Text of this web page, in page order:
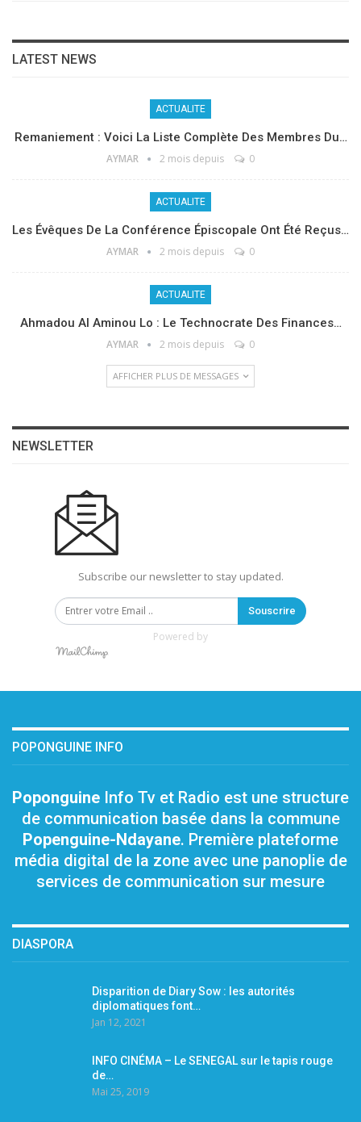
LATEST NEWS
ACTUALITE
Remaniement : Voici La Liste Complète Des Membres Du…
AYMAR 2 mois depuis 0
ACTUALITE
Les Évêques De La Conférence Épiscopale Ont Été Reçus…
AYMAR 2 mois depuis 0
ACTUALITE
Ahmadou Al Aminou Lo : Le Technocrate Des Finances…
AYMAR 2 mois depuis 0
AFFICHER PLUS DE MESSAGES
NEWSLETTER
Subscribe our newsletter to stay updated.
Souscrire
Powered by
POPONGUINE INFO
Poponguine Info Tv et Radio est une structure
de communication basée dans la commune
Popenguine-Ndayane. Première plateforme
média digital de la zone avec une panoplie de
services de communication sur mesure
DIASPORA
Disparition de Diary Sow : les autorités
diplomatiques font…
Jan 12, 2021
INFO CINÉMA – Le SENEGAL sur le tapis rouge
de…
Mai 25, 2019